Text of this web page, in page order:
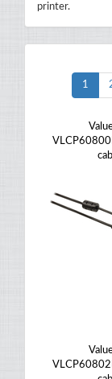
printer.
1